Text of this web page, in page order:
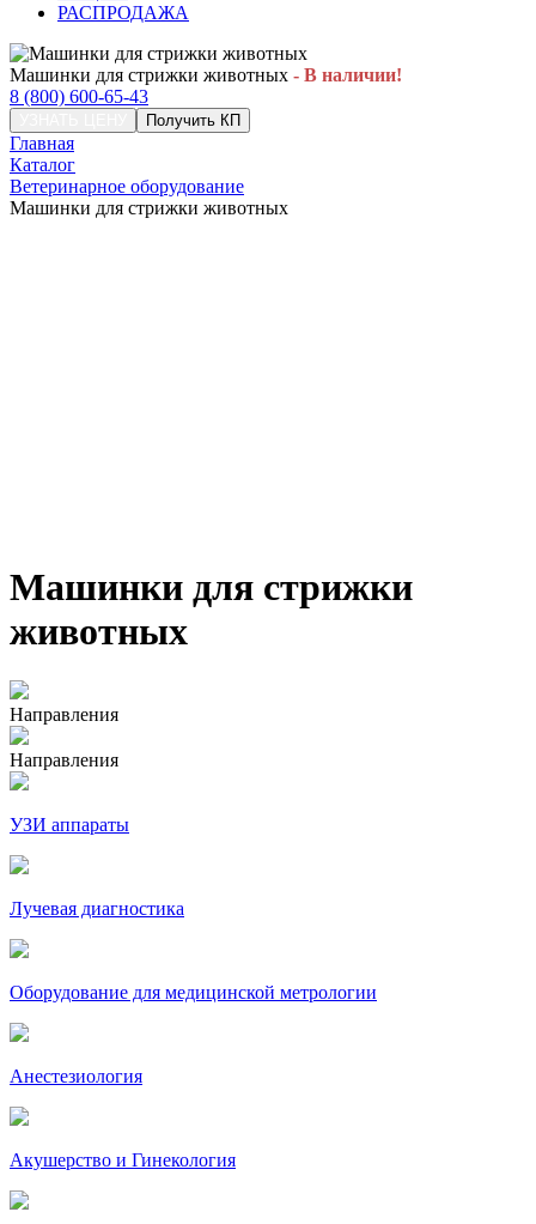
РАСПРОДАЖА
Машинки для стрижки животных - В наличии!
8 (800) 600-65-43
Получить КП
Главная
Каталог
Ветеринарное оборудование
Машинки для стрижки животных
Машинки для стрижки
животных
Направления
Направления
УЗИ аппараты
Лучевая диагностика
Оборудование для медицинской метрологии
Анестезиология
Акушерство и Гинекология